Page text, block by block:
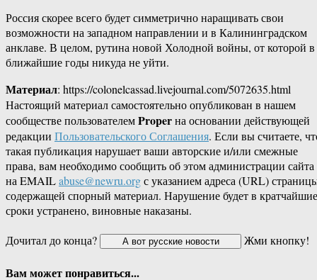
Россия скорее всего будет симметрично наращивать свои
возможности на западном направлении и в Калининградском
анклаве. В целом, рутина новой Холодной войны, от которой в
ближайшие годы никуда не уйти.
Материал: https://colonelcassad.livejournal.com/5072635.html
Настоящий материал самостоятельно опубликован в нашем
сообществе пользователемProperна основании действующей
редакции Пользовательского Соглашения. Если вы считаете,
такая публикация нарушает ваши авторские и/или смежные
права, вам необходимо сообщить об этом администрации сайта
на EMAILabuse@newru.orgс указанием адреса (URL)
содержащей спорный материал. Нарушение будет в кратчайшие
сроки устранено, виновные наказаны.
Дочитал до конца?
Жми кнопку!
Вам может понравиться...